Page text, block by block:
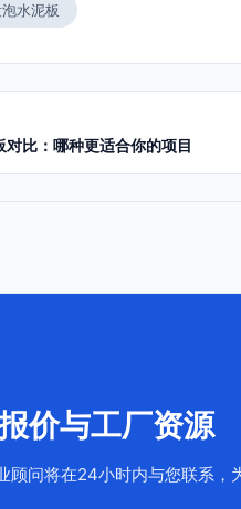
泡水泥板
对比：哪种更适合你的项目
价与工厂资源
顾问将在24小时内与您联系，